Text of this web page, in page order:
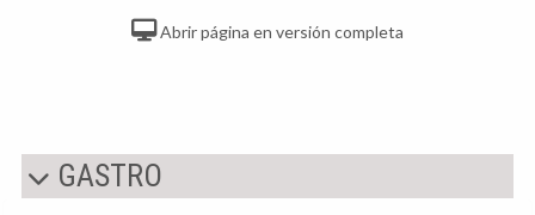
Abrir página en versión completa
GASTRO